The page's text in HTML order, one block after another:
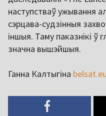
наступстваў ужывання
сэрцава-судзінныя
іншыя. Таму паказнікі ў
значна вышэйшыя.
Ганна Калтыгіна belsat.eu